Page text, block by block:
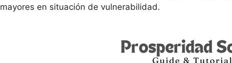
mayores en situación de vulnerabilidad.